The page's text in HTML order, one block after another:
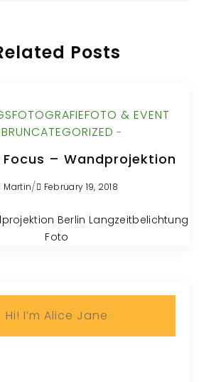
Posts
FOTO & EVENT
UNCATEGORIZED -
– Wandprojektion
Martin/ February 19, 2018
Hi! I’m Alice Jane